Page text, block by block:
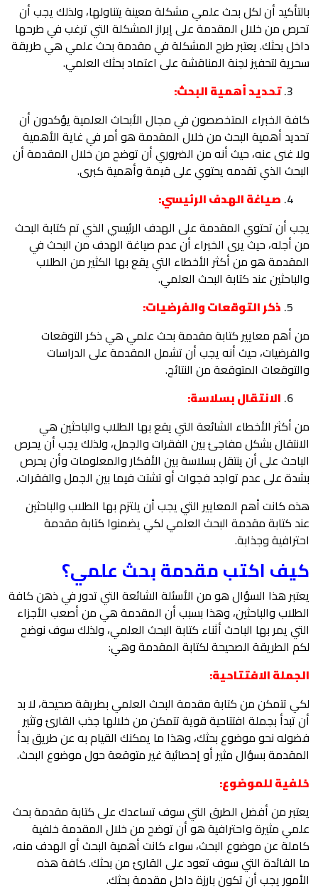
بالتأكيد أن لكل بحث علمي مشكلة معينة يتناولها، ولذلك يجب أن
تحرص من خلال المقدمة على إبراز المشكلة التي ترغب في طرحها
داخل بحثك. يعتبر طرح المشكلة في مقدمة بحث علمي هي طريقة
سحرية لتحفيز لجنة المناقشة على اعتماد بحثك العلمي.
تحديد أهمية البحث:
كافة الخبراء المتخصصون في مجال الأبحاث العلمية يؤكدون أن
تحديد أهمية البحث من خلال المقدمة هو أمر في غاية الأهمية
ولا غنى عنه، حيث أنه من الضروري أن توضح من خلال المقدمة أن
البحث الذي تقدمه يحتوي على قيمة وأهمية كبرى.
صياغة الهدف الرئيسي:
يجب أن تحتوي المقدمة على الهدف الرئيسي الذي تم كتابة البحث
من أجله، حيث يرى الخبراء أن عدم صياغة الهدف من البحث في
المقدمة هو من أكثر الأخطاء التي يقع بها الكثير من الطلاب
والباحثين عند كتابة البحث العلمي.
ذكر التوقعات والفرضيات:
من أهم معايير كتابة مقدمة بحث علمي هي ذكر التوقعات
والفرضيات، حيث أنه يجب أن تشمل المقدمة على الدراسات
والتوقعات المتوقعة من النتائج.
الانتقال بسلاسة:
من أكثر الأخطاء الشائعة التي يقع بها الطلاب والباحثين هي
الانتقال بشكل مفاجئ بين الفقرات والجمل، ولذلك يجب أن يحرص
الباحث على أن ينتقل بسلاسة بين الأفكار والمعلومات وأن يحرص
بشدة على عدم تواجد فجوات أو تشتت فيما بين الجمل والفقرات.
هذه كانت أهم المعايير التي يجب أن يلتزم بها الطلاب والباحثين
عند كتابة مقدمة البحث العلمي لكي يضمنوا كتابة مقدمة
احترافية وجذابة.
كيف اكتب مقدمة بحث علمي؟
يعتبر هذا السؤال هو من الأسئلة الشائعة التي تدور في ذهن كافة
الطلاب والباحثين، وهذا بسبب أن المقدمة هي من أصعب الأجزاء
التي يمر بها الباحث أثناء كتابة البحث العلمي، ولذلك سوف نوضح
لكم الطريقة الصحيحة لكتابة المقدمة وهي:
الجملة الافتتاحية:
لكي تتمكن من كتابة مقدمة البحث العلمي بطريقة صحيحة، لا بد
أن تبدأ بجملة افتتاحية قوية تتمكن من خلالها جذب القارئ وتثير
فضوله نحو موضوع بحثك، وهذا ما يمكنك القيام به عن طريق بدأ
المقدمة بسؤال مثير أو إحصائية غير متوقعة حول موضوع البحث.
خلفية للموضوع:
يعتبر من أفضل الطرق التي سوف تساعدك على كتابة مقدمة بحث
علمي مثيرة واحترافية هو أن توضح من خلال المقدمة خلفية
كاملة عن موضوع البحث، سواء كانت أهمية البحث أو الهدف منه،
ما الفائدة التي سوف تعود على القارئ من بحثك. كافة هذه
الأمور يجب أن تكون بارزة داخل مقدمة بحثك.